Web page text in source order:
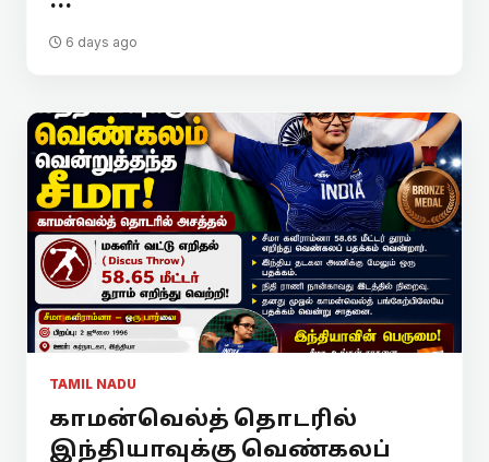
6 days ago
TAMIL NADU
காமன்வெல்த் தொடரில்
இந்தியாவுக்கு வெண்கலப்